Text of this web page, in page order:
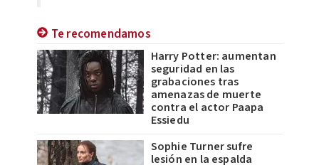
Te recomendamos
Harry Potter: aumentan
seguridad en las
grabaciones tras
amenazas de muerte
contra el actor Paapa
Essiedu
Sophie Turner sufre
lesión en la espalda